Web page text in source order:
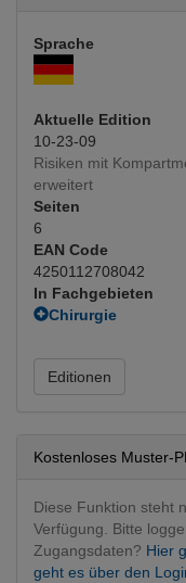
Sprache
Aktuelle Edition
10-23-09
Risiken mit
erweitert
Seiten
6
EAN Code
4250112708042
In Fachgebieten
Chirurgie
Orthopädie,
Arthroskopie
Editionen
Kostenloses Muster-
Diese Funktion steht
Verfügung. Bitte
Zugangsdaten? Hier
geht es über den